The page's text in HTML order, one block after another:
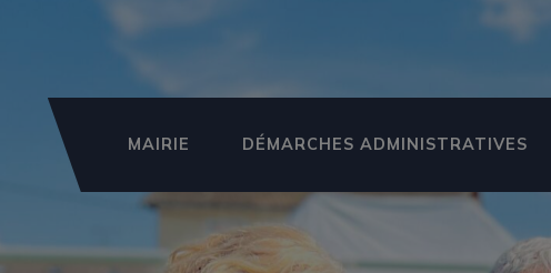
MAIRIE DÉMARCHES ADMINISTRATIVES